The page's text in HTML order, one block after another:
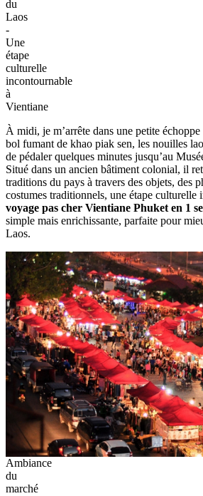
du
Laos
-
Une
étape
culturelle
incontournable
à
Vientiane
À midi, je m’arrête dans une petite
bol fumant de khao piak sen, les nouilles
de pédaler quelques minutes jusqu’au
Situé dans un ancien bâtiment colonial, il
traditions du pays à travers des objets, des
costumes traditionnels, une étape culturelle
voyage pas cher Vientiane Phuket en 1
simple mais enrichissante, parfaite pour
Laos.
Ambiance
du
marché